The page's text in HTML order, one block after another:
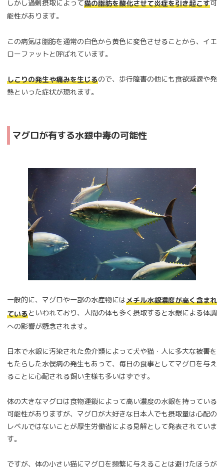
しかし過剰摂取によって猫の脂肪を酸化させて炎症を引き起こす可
能性があります。
この病気は脂肪を通常の白色から黄色に変色させることから、イエ
ローファットと呼ばれています。
しこりの発生や痛みを生じるので、歩行障害の他にも食欲減退や発
熱といった症状が現れます。
マグロが有する水銀中毒の可能性
一般的に、マグロや一部の水産物にはメチル水銀濃度が高く含まれ
ているといわれており、人間の体も多く摂取すると水銀による体調
への影響が懸念されます。
日本で水銀に汚染された魚介類によって犬や猫・人に多大な被害を
もたらした水俣病の発生もあって、毎日の食事としてマグロを与え
ることに心配される飼い主様も多いはずです。
体の大きなマグロは食物連鎖によって高い濃度の水銀を持っている
可能性がありますが、マグロが大好きな日本人でも摂取量は心配の
レベルではないことが厚生労働省による見解として発表されていま
す。
ですが、体の小さい猫にマグロを頻繁に与えることは避けたほうが